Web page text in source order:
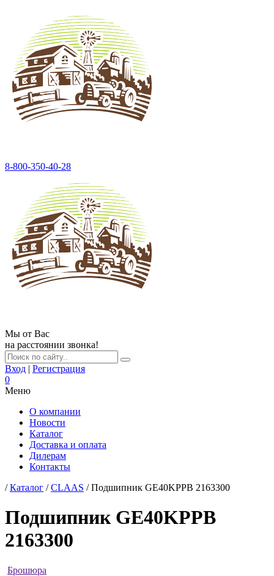
8-800-350-40-28
Мы от Вас
на расстоянии звонка!
Вход | Регистрация
0
Меню
О компании
Новости
Каталог
Доставка и оплата
Дилерам
Контакты
/Каталог /CLAAS / Подшипник GE40KPPB 2163300
Подшипник GE40KPPB
2163300
Брошюра